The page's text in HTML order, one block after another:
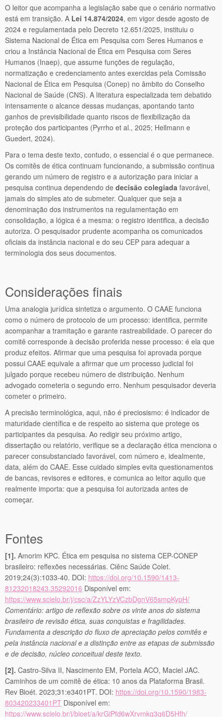
O leitor que acompanha a legislação sabe que o cenário normativo
está em transição. A Lei 14.874/2024, em vigor desde agosto de
2024 e regulamentada pelo Decreto 12.651/2025, instituiu o
Sistema Nacional de Ética em Pesquisa com Seres Humanos e
criou a Instância Nacional de Ética em Pesquisa com Seres
Humanos (Inaep), que assume funções de regulação,
normatização e credenciamento antes exercidas pela Comissão
Nacional de Ética em Pesquisa (Conep) no âmbito do Conselho
Nacional de Saúde (CNS). A literatura especializada tem debatido
intensamente o alcance dessas mudanças, apontando tanto
ganhos de previsibilidade quanto riscos de flexibilização da
proteção dos participantes (Pyrrho et al., 2025; Hellmann e
Guedert, 2024).
Para o tema deste texto, contudo, o essencial é o que permanece.
Os comitês de ética continuam funcionando, a submissão continua
gerando um número de registro e a autorização para iniciar a
pesquisa continua dependendo de decisão colegiada favorável,
jamais do simples ato de submeter. Qualquer que seja a
denominação dos instrumentos na regulamentação em
consolidação, a lógica é a mesma: o registro identifica, a decisão
autoriza. O pesquisador prudente acompanha os comunicados
oficiais da instância nacional e do seu CEP para adequar a
terminologia dos seus documentos.
Considerações finais
Uma analogia jurídica sintetiza o argumento. O CAAE funciona
como o número de protocolo de um processo: identifica, permite
acompanhar a tramitação e garante rastreabilidade. O parecer do
comitê corresponde à decisão proferida nesse processo: é ela que
produz efeitos. Afirmar que uma pesquisa foi aprovada porque
possui CAAE equivale a afirmar que um processo judicial foi
julgado porque recebeu número de distribuição. Nenhum
advogado cometeria o segundo erro. Nenhum pesquisador deveria
cometer o primeiro.
A precisão terminológica, aqui, não é preciosismo: é indicador de
maturidade científica e de respeito ao sistema que protege os
participantes da pesquisa. Ao redigir seu próximo artigo,
dissertação ou relatório, verifique se a declaração ética menciona o
parecer consubstanciado favorável, com número e, idealmente,
data, além do CAAE. Esse cuidado simples evita questionamentos
de bancas, revisores e editores, e comunica ao leitor aquilo que
realmente importa: que a pesquisa foi autorizada antes de
começar.
Fontes
[1]. Amorim KPC. Ética em pesquisa no sistema CEP-CONEP
brasileiro: reflexões necessárias. Ciênc Saúde Colet.
2019;24(3):1033-40. DOI: https://doi.org/10.1590/1413-
81232018243.35292016 Disponível em:
https://www.scielo.br/j/csc/a/ZzYLYzVCzbDgnV65smpKypH/
Comentário: artigo de reflexão sobre os vinte anos do sistema
brasileiro de revisão ética, suas conquistas e fragilidades.
Fundamenta a descrição do fluxo de apreciação pelos comitês e
pela instância nacional e a distinção entre as etapas de submissão
e de decisão, núcleo conceitual deste texto.
[2]. Castro-Silva II, Nascimento EM, Portela ACO, Maciel JAC.
Caminhos de um comitê de ética: 10 anos da Plataforma Brasil.
Rev Bioét. 2023;31:e3401PT. DOI: https://doi.org/10.1590/1983-
803420233401PT Disponível em:
https://www.scielo.br/j/bioet/a/krGjPfd6wXrvmkq3g6D5Hfh/